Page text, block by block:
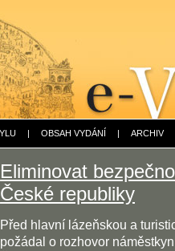
| OBSAH VYDÁNÍ | ARCHIV
Eliminovat
České republiky
Před hlavní lázeňskou a
požádal o rozhovor